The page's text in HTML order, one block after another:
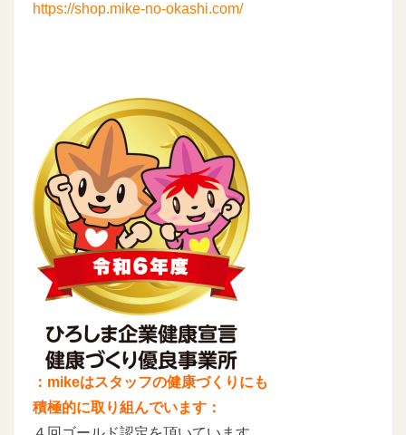
https://shop.mike-no-okashi.com/
：mikeはスタッフの健康づくりにも
積極的に取り組んでいます：